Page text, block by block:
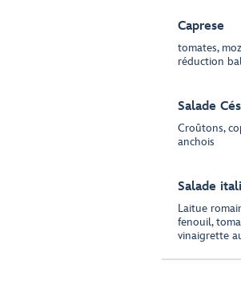
Caprese
tomates,
réduction
Salade
Croûtons,
anchois
Salade
Laitue
fenouil,
vinaigrette